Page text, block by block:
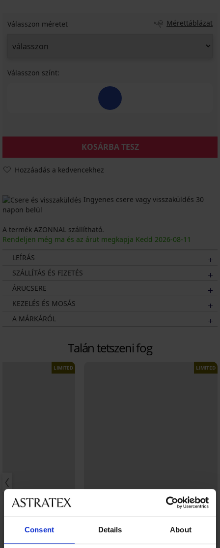
Consent Details About
Válasszon méretet Mérettáblázat
Válasszon színt:
KOSÁRBA TESZ
Hozzáadás a kedvencekhez
Ingyenes csere vagy visszaküldés 30
napon belül
A termék AZONNAL szállítható.
Rendeljen még ma és az árut megkapja Kedd 2026-08-11
LEÍRÁS
SZÁLLÍTÁS ÉS FIZETÉS
ÁRUCSERE
KEZELÉS ÉS MOSÁS
A MÁRKÁRÓL
Talán tetszeni fog
LIMITED
Kiárusítás
LIMITED